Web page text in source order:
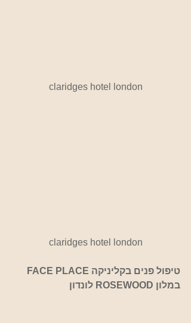
claridges hotel london
claridges hotel london
במלון ROSEWOOD לונדון